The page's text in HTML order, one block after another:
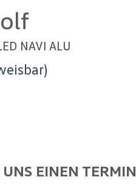
NAVI ALU
EINEN TERMIN